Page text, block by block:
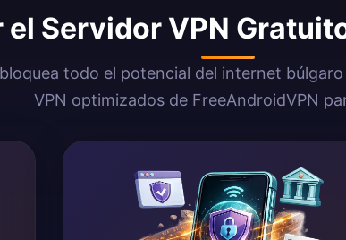
el Servidor VPN
todo el potencial del internet
VPN optimizados de FreeAndroidVPN